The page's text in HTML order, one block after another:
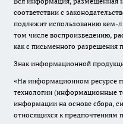
соответствии с
подлежит использованию кем-
том числе воспроизведению,
как с письменного разрешения
Знак информационной
«На информационном ресурсе
технологии (информационные
информации на основе сбора,
относящихся к предпочтениям